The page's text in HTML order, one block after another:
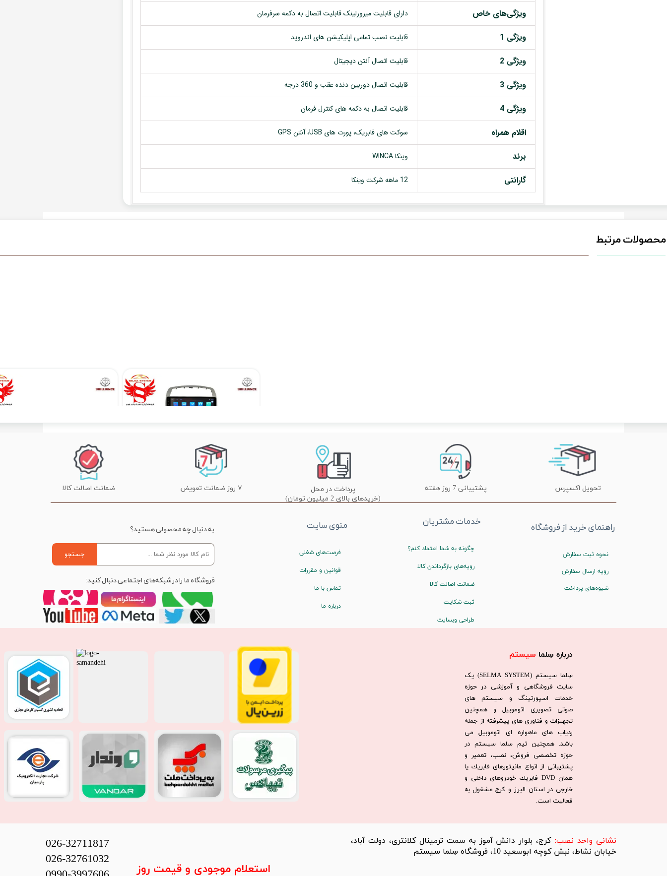
ویژگی‌های خاص دارای قابلیت میرورلینک قابلیت اتصال به دکمه سرفرمان
ویژگی 1 قابلیت نصب تمامی اپلیکیشن های اندروید
ویژگی 2 قابلیت اتصال آنتن دیجیتال
ویژگی 3 قابلیت اتصال دوربین دنده عقب و 360 درجه
ویژگی 4 قابلیت اتصال به دکمه های کنترل فرمان
اقلام همراه سوکت های فابریک، پورت های USB، آنتن GPS
برند وینکا WINCA
گارانتی 12 ماهه شرکت وینکا
محصولات مرتبط
مانیتور فابریک اندروید برلیانس 330 و 320 فول تاچ مدل MTK
۱۲,۹۰۰,۰۰۰ تومان
درباره سِلما سیستم​​​​​​​
سِلما سيستم (SELMA SYSTEM) یک
سایت فروشگاهی و آموزشی در حوزه
خدمات اسپورتینگ و سیستم های
صوتی تصویری اتوموبیل و همچنین
تجهیزات و فناوری های پیشرفته از جمله
ردیاب های ماهواره ای اتوموبیل می
باشد. همچنين تيم سلما سيستم در
حوزه تخصصی فروش، نصب، تعمير و
پشتيبانی از انواع مانيتورهای فابريك يا
همان DVD فابريك خودروهای داخلی و
خارجی در استان البرز و كرج مشغول به
فعاليت است.​​​​​​​
تحویل اکسپرس پشتیبانی 7 روز هفته
پرداخت در محل
(خریدهای بالای 2 میلیون تومان)
۷ روز ضمانت تعویض ضمانت اصالت کالا
راهنمای خرید از فروشگاه
نحوه ثبت سفارش
رویه ارسال سفارش
شیوه‌های پرداخت
خدمات مشتریان
چگونه به شما اعتماد کنم؟
رویه‌های بازگرداندن کالا
ضمانت اصالت کالا
ثبت شکایت
طراحی وبسایت
منوی سایت
فرصت‌های شغلی
قوانین و مقررات
تماس با ما
درباره ما
به دنبال چه محصولی هستید؟
جستجو
فروشگاه ما را در شبکه‌های اجتماعی دنبال کنید:
​نشانی واحد نصب: کرج، بلوار دانش آموز به سمت ترمینال کلانتری، دولت آباد،
خیابان نشاط، نبش کوچه ابوسعید 10، فروشگاه سِلما سیستم​​​​​​​
026-32711817
026-32761032
استعلام موجودی و قیمت روز